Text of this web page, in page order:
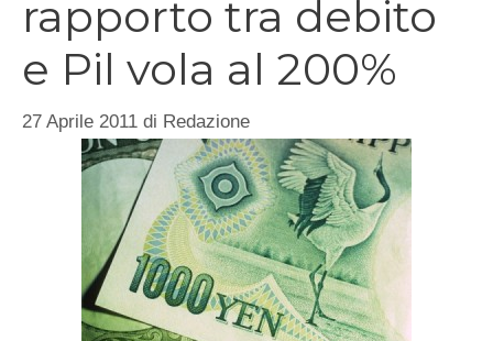
rapporto tra debito
e Pil vola al 200%
27 Aprile 2011 di Redazione